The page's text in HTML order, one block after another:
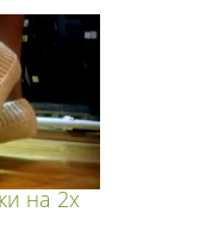
на 2х